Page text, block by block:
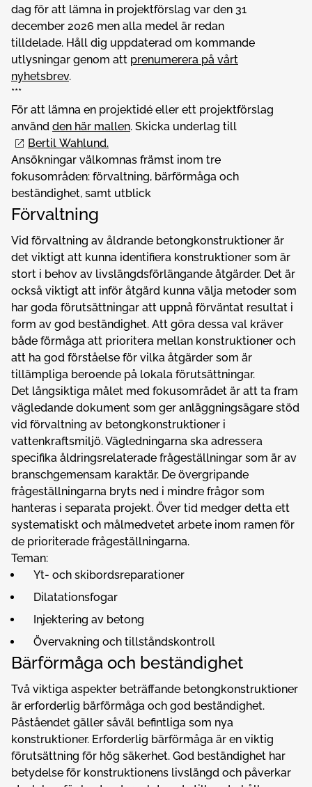
dag för att lämna in projektförslag var den 31
december 2026 men alla medel är redan
tilldelade. Håll dig uppdaterad om kommande
utlysningar genom att prenumerera på vårt
nyhetsbrev.
***
För att lämna en projektidé eller ett projektförslag
använd den här mallen. Skicka underlag till
Bertil Wahlund.
Ansökningar välkomnas främst inom tre
fokusområden: förvaltning, bärförmåga och
beständighet, samt utblick
Förvaltning
Vid förvaltning av åldrande betongkonstruktioner är
det viktigt att kunna identifiera konstruktioner som är
stort i behov av livslängdsförlängande åtgärder. Det är
också viktigt att inför åtgärd kunna välja metoder som
har goda förutsättningar att uppnå förväntat resultat i
form av god beständighet. Att göra dessa val kräver
både förmåga att prioritera mellan konstruktioner och
att ha god förståelse för vilka åtgärder som är
tillämpliga beroende på lokala förutsättningar.
Det långsiktiga målet med fokusområdet är att ta fram
vägledande dokument som ger anläggningsägare stöd
vid förvaltning av betongkonstruktioner i
vattenkraftsmiljö. Vägledningarna ska adressera
specifika åldringsrelaterade frågeställningar som är av
branschgemensam karaktär. De övergripande
frågeställningarna bryts ned i mindre frågor som
hanteras i separata projekt. Över tid medger detta ett
systematiskt och målmedvetet arbete inom ramen för
de prioriterade frågeställningarna.
Teman:
Yt- och skibordsreparationer
Dilatationsfogar
Injektering av betong
Övervakning och tillståndskontroll
Bärförmåga och beständighet
Två viktiga aspekter beträffande betongkonstruktioner
är erforderlig bärförmåga och god beständighet.
Påståendet gäller såväl befintliga som nya
konstruktioner. Erforderlig bärförmåga är en viktig
förutsättning för hög säkerhet. God beständighet har
betydelse för konstruktionens livslängd och påverkar